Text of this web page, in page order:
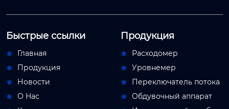
Быстрые ссылки
 Главная
 Продукция
 Новости
 О Hас
Продукция
 Расходомер
 Уровнемер
 Переключатель потока
 Обдувочный аппарат